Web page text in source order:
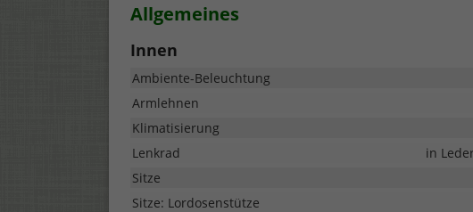
Allgemeines
Innen
Ambiente-Beleuchtung
Armlehnen
Klimatisierung
Lenkrad
in
Sitze
Sitze: Lordosenstütze